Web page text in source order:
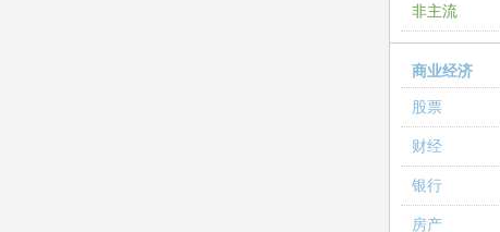
非主流
商业经济
股票
财经
银行
房产